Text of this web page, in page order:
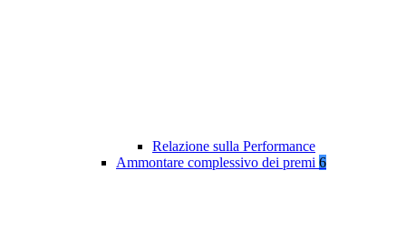
Relazione sulla Performance
Ammontare complessivo dei premi 6